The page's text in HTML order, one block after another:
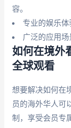
容。
专业的娱乐体
广泛的应用场
如何在境外
全球观看
想要解决如何在
员的海外华人可
制，享受会员专